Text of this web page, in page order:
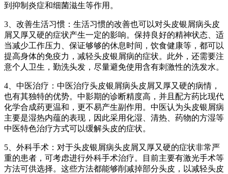
到抑制炎症和细菌滋生等作用。
3、改善生活习惯：生活习惯的改善也可以对头皮银屑病头皮
屑又厚又硬的症状产生一定的影响。保持良好的精神状态、适
当减少工作压力、保证够够的休息时间，饮食健康等，都可以
提高身体的免疫力，减轻头皮银屑病的症状。此外，还需要注
意个人卫生，勤洗头发，尽量避免使用含有刺激性的洗发水。
4、中医治疗：中医治疗头皮银屑病头皮屑又厚又硬的病情，
也有其独特的优势。中影期的诊断精度高，并且配方药比现代
化学合成药更温和，更不易产生副作用。中医认为头皮银屑病
主要是湿热内蕴的表现，因此采用化湿、清热、药物的方湿等
中医特色治疗方式可以缓解头皮的症状。
5、外科手术：对于头皮银屑病头皮屑又厚又硬的症状非常严
重的患者，可考虑进行外科手术治疗。目前主要有激光手术等
方法可供选择。这些方法都能够削减掉部分头皮，以减轻头皮